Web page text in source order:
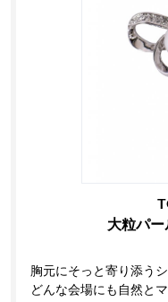
大粒パ
胸元にそっと寄り添う
どんな会場にも自然と